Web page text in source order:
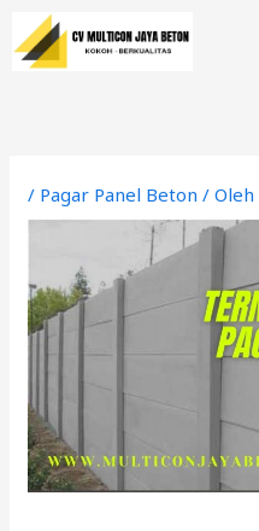
Lewati
ke
konten
/ Pagar Panel Beton / Oleh